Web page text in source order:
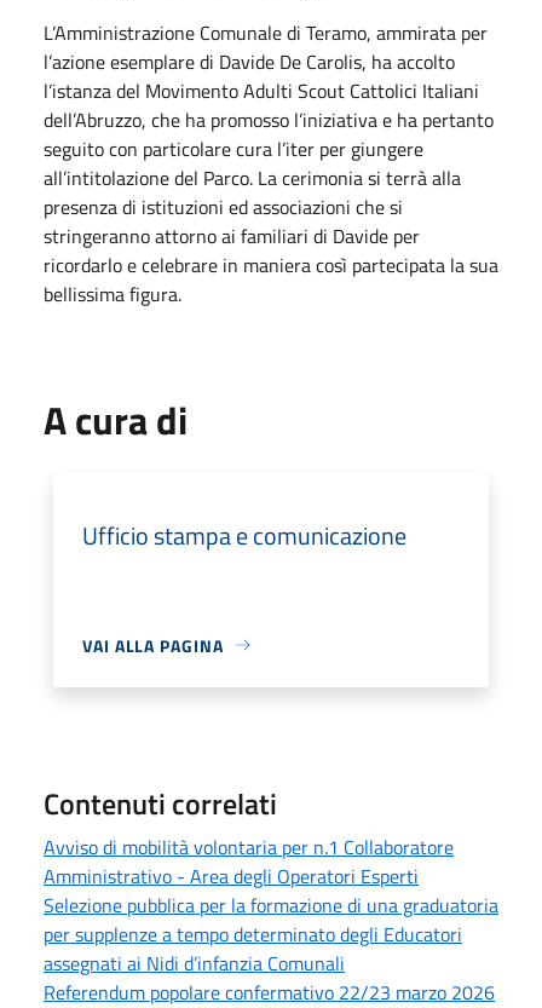
L’Amministrazione Comunale di Teramo, ammirata per
l’azione esemplare di Davide De Carolis, ha accolto
l’istanza del Movimento Adulti Scout Cattolici Italiani
dell’Abruzzo, che ha promosso l’iniziativa e ha pertanto
seguito con particolare cura l’iter per giungere
all’intitolazione del Parco. La cerimonia si terrà alla
presenza di istituzioni ed associazioni che si
stringeranno attorno ai familiari di Davide per
ricordarlo e celebrare in maniera così partecipata la sua
bellissima figura.
A cura di
Ufficio stampa e comunicazione
VAI ALLA PAGINA
Contenuti correlati
Avviso di mobilità volontaria per n.1 Collaboratore
Amministrativo - Area degli Operatori Esperti
Selezione pubblica per la formazione di una graduatoria
per supplenze a tempo determinato degli Educatori
assegnati ai Nidi d’infanzia Comunali
Referendum popolare confermativo 22/23 marzo 2026